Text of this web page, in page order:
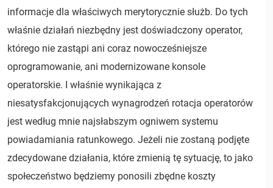
informacje dla właściwych merytorycznie służb. Do tych
właśnie działań niezbędny jest doświadczony operator,
którego nie zastąpi ani coraz nowocześniejsze
oprogramowanie, ani modernizowane konsole
operatorskie. I właśnie wynikająca z
niesatysfakcjonujących wynagrodzeń rotacja operatorów
jest według mnie najsłabszym ogniwem systemu
powiadamiania ratunkowego. Jeżeli nie zostaną podjęte
zdecydowane działania, które zmienią tę sytuację, to jako
społeczeństwo będziemy ponosili zbędne koszty